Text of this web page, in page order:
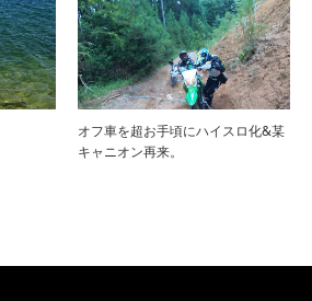
オフ車を超お手頃にハイスロ化&某
キャニオン再来。